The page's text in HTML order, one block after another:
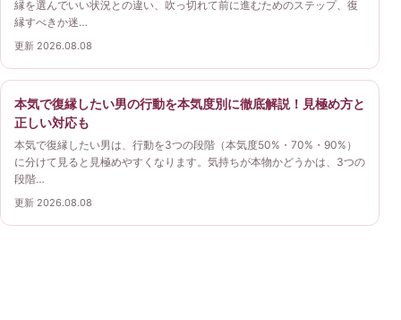
縁を選んでいい状況との違い、吹っ切れて前に進むためのステップ、復
縁すべきか迷…
更新 2026.08.08
本気で復縁したい男の行動を本気度別に徹底解説！見極め方と
正しい対応も
本気で復縁したい男は、行動を3つの段階（本気度50%・70%・90%）
に分けて見ると見極めやすくなります。気持ちが本物かどうかは、3つの
段階…
更新 2026.08.08